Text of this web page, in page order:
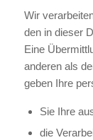
Wir
den in dieser
Eine
anderen als
geben Ihre
Sie Ihre
die